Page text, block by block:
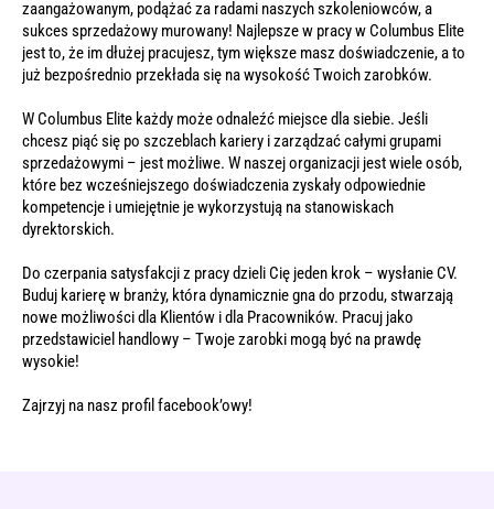
zaangażowanym, podążać za radami naszych szkoleniowców, a
sukces sprzedażowy murowany! Najlepsze w pracy w Columbus Elite
jest to, że im dłużej pracujesz, tym większe masz doświadczenie, a to
już bezpośrednio przekłada się na wysokość Twoich zarobków.
W Columbus Elite każdy może odnaleźć miejsce dla siebie. Jeśli
chcesz piąć się po szczeblach kariery i zarządzać całymi grupami
sprzedażowymi – jest możliwe. W naszej organizacji jest wiele osób,
które bez wcześniejszego doświadczenia zyskały odpowiednie
kompetencje i umiejętnie je wykorzystują na stanowiskach
dyrektorskich.
Do czerpania satysfakcji z pracy dzieli Cię jeden krok – wysłanie CV.
Buduj karierę w branży, która dynamicznie gna do przodu, stwarzają
nowe możliwości dla Klientów i dla Pracowników. Pracuj jako
przedstawiciel handlowy – Twoje zarobki mogą być na prawdę
wysokie!
Zajrzyj na nasz profil facebook’owy!